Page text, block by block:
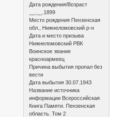
Дата рождения/Возраст
__.__.1899
Место рождения Пензенская
обл., Нижнеломовский р-н
Дата и место призыва
Нижнеломовский РВК
Воинское звание
красноармеец
Причина выбытия пропал без
вести
Дата выбытия 30.07.1943
Название источника
информации Всероссийская
Книга Памяти. Пензенская
область. Том 2